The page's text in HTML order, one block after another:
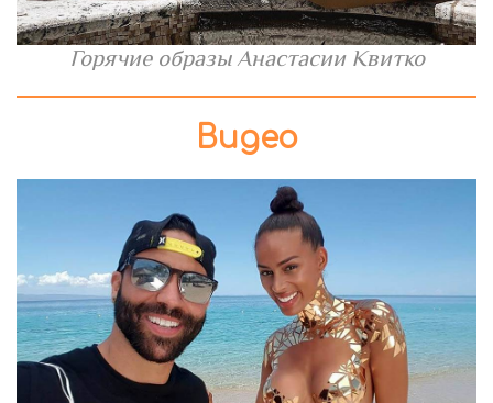
Горячие образы Анастасии Квитко
Видео